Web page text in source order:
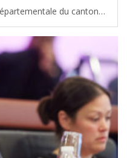
du canton
devant ses administrés
créant une résidence